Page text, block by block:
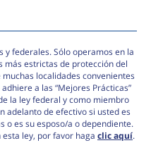
federales. Sólo operamos en la
más estrictas de protección del
localidades convenientes
a las “Mejores Prácticas”
la ley federal y como miembro
adelanto de efectivo si usted es
o es su esposo/a o dependiente.
ley, por favor haga clic aquí.